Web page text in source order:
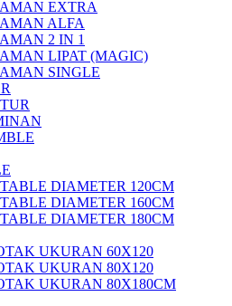
EXTRA
ALFA
2 IN 1
LIPAT (MAGIC)
SINGLE
DIAMETER 120CM
DIAMETER 160CM
DIAMETER 180CM
UKURAN 60X120
UKURAN 80X120
UKURAN 80X180CM